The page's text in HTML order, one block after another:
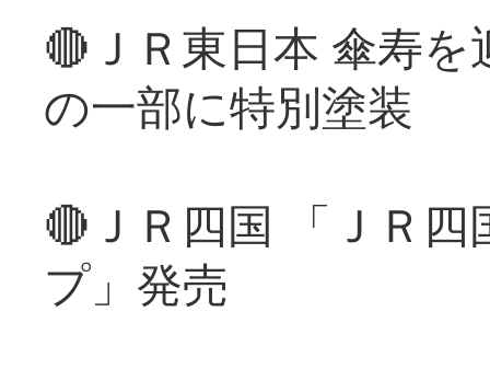
🔴ＪＲ東日本 傘寿
の一部に特別塗装
🔴ＪＲ四国 「ＪＲ
プ」発売